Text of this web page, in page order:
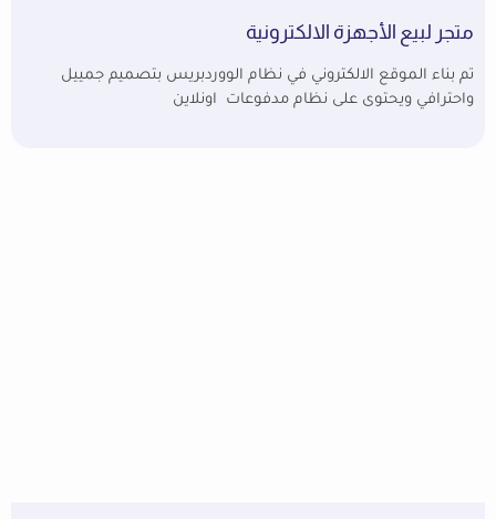
متجر لبيع الأجهزة الالكترونية
تم بناء الموقع الالكتروني في نظام الووردبريس بتصميم جمييل
واحترافي ويحتوى على نظام مدفوعات اونلاين